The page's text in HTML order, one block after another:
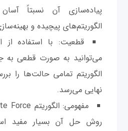
پیاده‌سازی آن نسبتاً
الگوریتم‌های پیچیده و
می‌توانید به صورت قطعی به
الگوریتم تمامی حالت‌ها را
نهایی می‌رسد.
روش حل آن بسیار مفید